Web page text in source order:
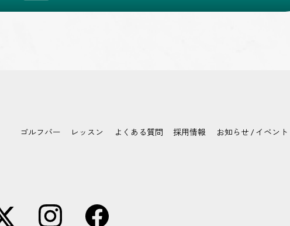
ゴルフバー レッスン よくある質問 採用情報 お知らせ / イベント